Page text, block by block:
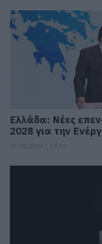
Ελλάδα: Νέες
2028 για την